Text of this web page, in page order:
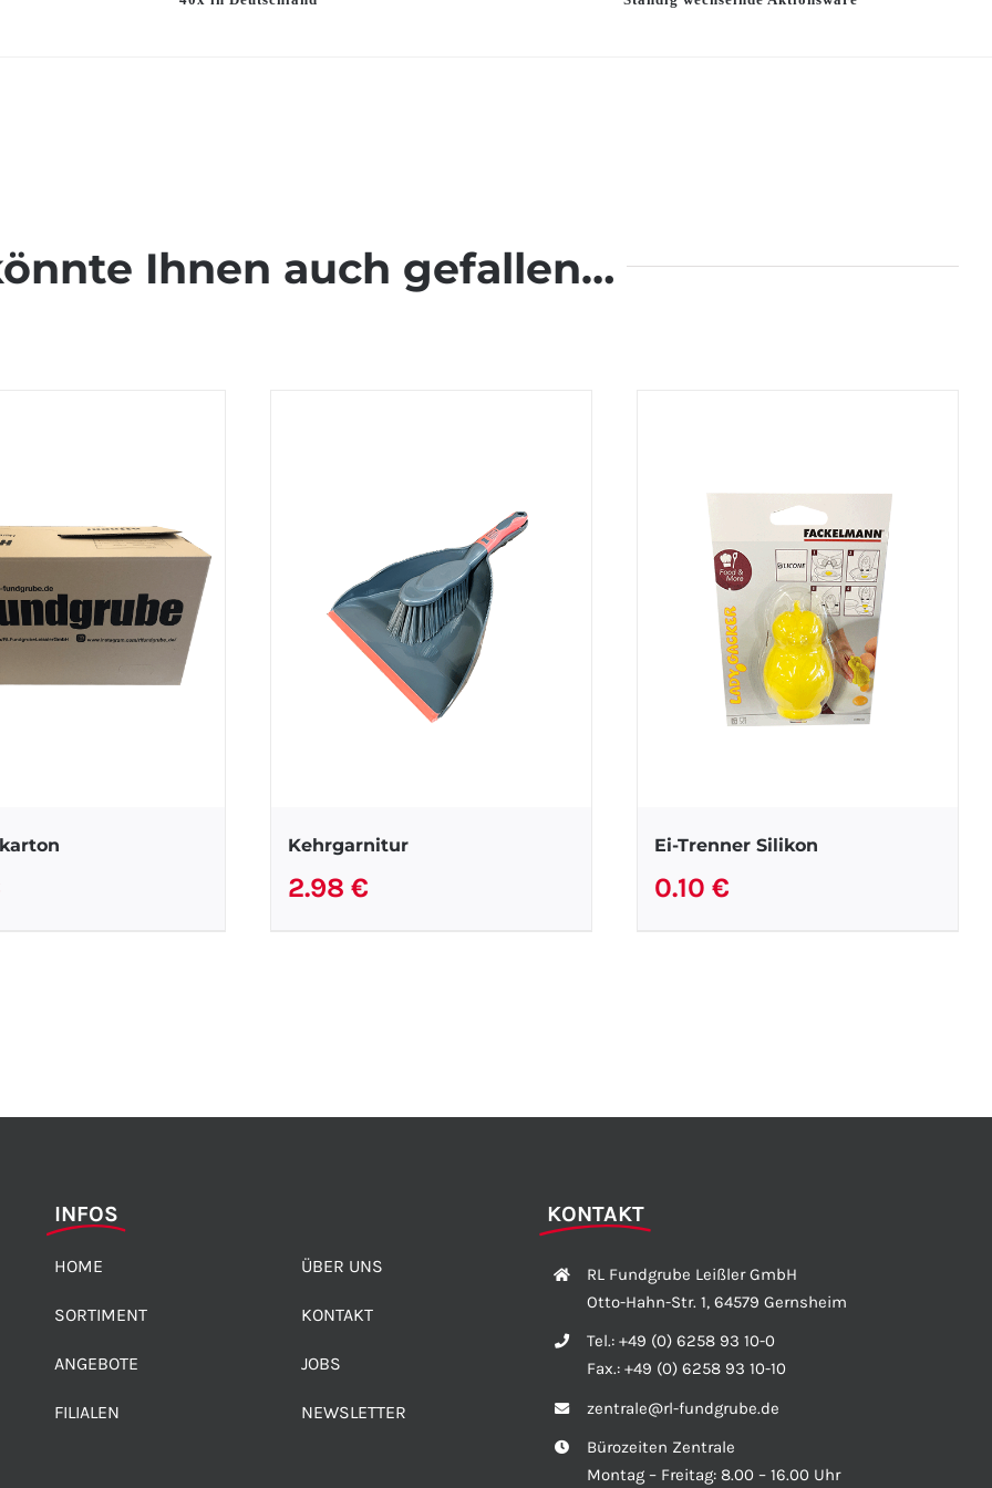
Ihnen auch gefallen…
Kehrgarnitur
2.98 €
Ei-Trenner Silikon
0.10 €
INFOS
HOME
SORTIMENT
ANGEBOTE
FILIALEN
ÜBER UNS
KONTAKT
JOBS
NEWSLETTER
KONTAKT
RL Fundgrube Leißler GmbH
Otto-Hahn-Str. 1, 64579 Gernsheim
Tel.: +49 (0) 6258 93 10-0
Fax.: +49 (0) 6258 93 10-10
zentrale@rl-fundgrube.de
Bürozeiten Zentrale
Montag – Freitag: 8.00 – 16.00 Uhr